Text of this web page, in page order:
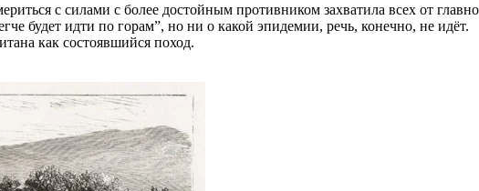
с силами с более достойным противником захватила всех от
будет идти по горам”, но ни о какой эпидемии, речь, конечно, не идёт.
как состоявшийся поход.